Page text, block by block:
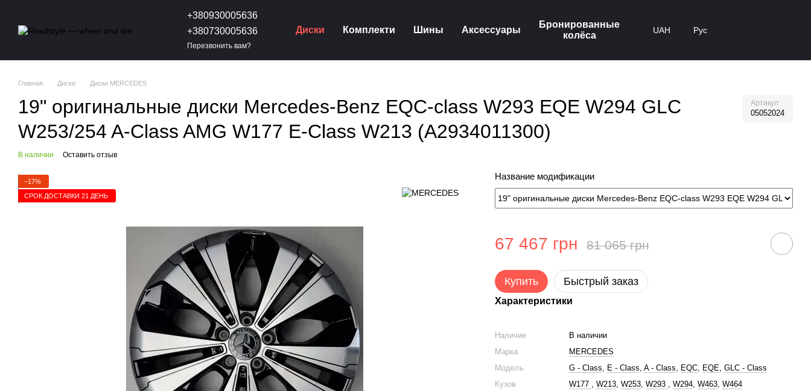
+380930005636
+380730005636
Перезвонить вам?
Диски Комплекти Шины Аксессуары
Бронированные
колёса
UAH Рус
Главная Диски Диски MERCEDES
19" оригинальные диски Mercedes-Benz EQC-class W293 EQE W294 GLC
W253/254 A-Class AMG W177 E-Class W213 (А2934011300)
Артикул
05052024
В наличии Оставить отзыв
−17%
СРОК ДОСТАВКИ 21 ДЕНЬ
Название модификации
67 467 грн 81 065 грн
Купить Быстрый заказ
Характеристики
Наличие
В наличии
Марка
MERCEDES
Модель
G - Class, E - Class,A - Class, EQC, EQE,GLC - Class
Кузов
W177 ,W213,W253,W293 ,W294,W463,W464